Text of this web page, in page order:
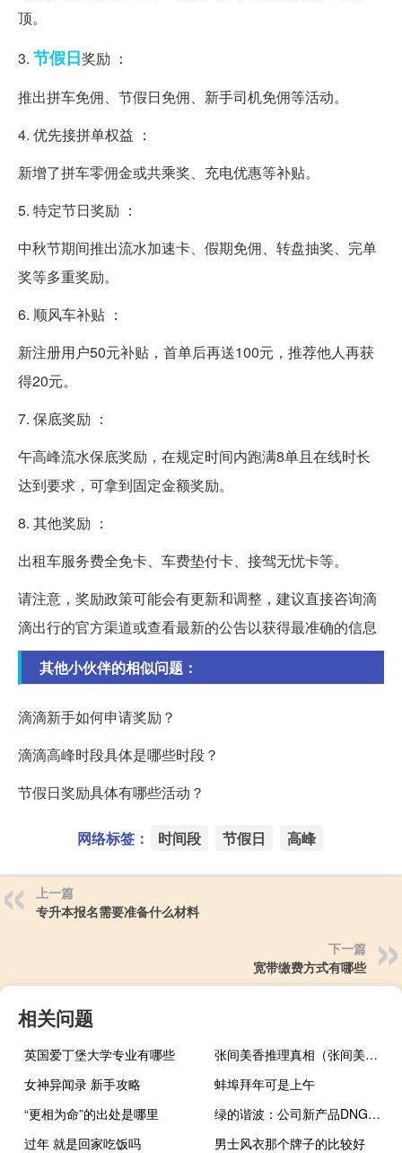
顶。
3. 节假日奖励 ：
推出拼车免佣、节假日免佣、新手司机免佣等活动。
4. 优先接拼单权益 ：
新增了拼车零佣金或共乘奖、充电优惠等补贴。
5. 特定节日奖励 ：
中秋节期间推出流水加速卡、假期免佣、转盘抽奖、完单
奖等多重奖励。
6. 顺风车补贴 ：
新注册用户50元补贴，首单后再送100元，推荐他人再获
得20元。
7. 保底奖励 ：
午高峰流水保底奖励，在规定时间内跑满8单且在线时长
达到要求，可拿到固定金额奖励。
8. 其他奖励 ：
出租车服务费全免卡、车费垫付卡、接驾无忧卡等。
请注意，奖励政策可能会有更新和调整，建议直接咨询滴
滴出行的官方渠道或查看最新的公告以获得最准确的信息
其他小伙伴的相似问题：
滴滴新手如何申请奖励？
滴滴高峰时段具体是哪些时段？
节假日奖励具体有哪些活动？
网络标签： 时间段 节假日 高峰
上一篇
专升本报名需要准备什么材料
下一篇
宽带缴费方式有哪些
相关问题
英国爱丁堡大学专业有哪些
张间美香推理真相（张间美香）
女神异闻录 新手攻略
蚌埠拜年可是上午
“更相为命”的出处是哪里
绿的谐波：公司新产品DNG柔性轴承谐波减速器荣获2023年中国国际工业博览会“CIIF机器人奖”
过年 就是回家吃饭吗
男士风衣那个牌子的比较好